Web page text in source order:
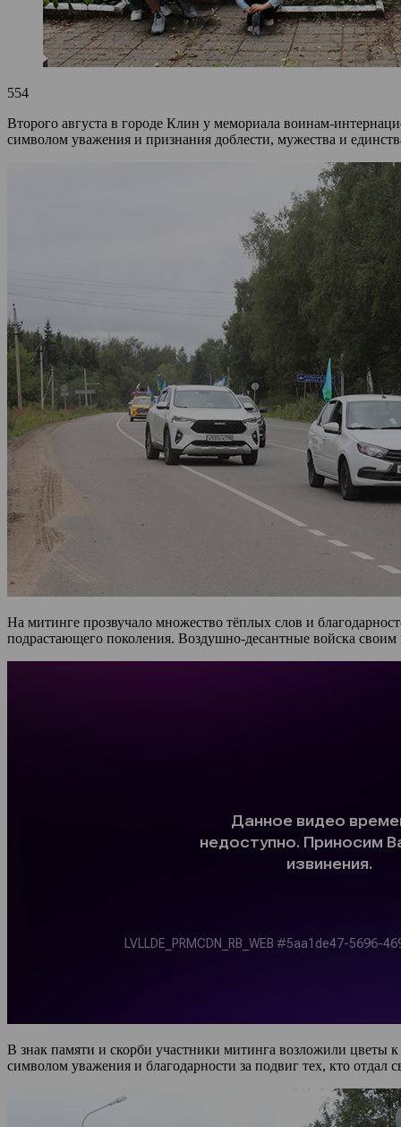
554
Второго августа в городе Клин у мемориала воинам-
символом уважения и признания доблести, мужества и
На митинге прозвучало множество тёплых слов и
подрастающего поколения. Воздушно-десантные войска
В знак памяти и скорби участники митинга возложили
символом уважения и благодарности за подвиг тех, кто